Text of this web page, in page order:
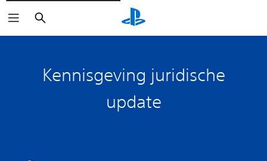
Zoeken
Kennisgeving juridische
update